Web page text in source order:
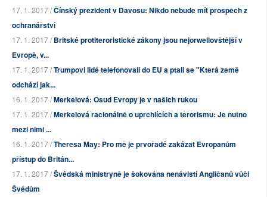
17. 1. 2017 /Čínský prezident v Davosu: Nikdo nebude mít prospěch z
ochranářství
17. 1. 2017 /Britské protiteroristické zákony jsou nejorwellovštější v
Evropě, v...
17. 1. 2017 /Trumpovi lidé telefonovali do EU a ptali se "Která země
odchází jak...
16. 1. 2017 /Merkelová: Osud Evropy je v našich rukou
17. 1. 2017 /Merkelová racionálně o uprchlících a terorismu: Je nutno
mezi nimi ...
16. 1. 2017 /Theresa May: Pro mě je prvořadé zakázat Evropanům
přístup do Britán...
17. 1. 2017 /Švédská ministryně je šokována nenávistí Angličanů vůči
Švédům